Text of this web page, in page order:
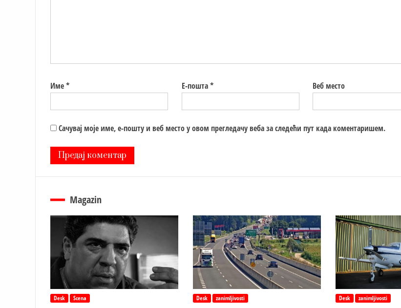
Име* Е-пошта* Веб место
Сачувај моје име, е-пошту и веб место у овом прегледачу веба за следећи пут када коментаришем.
Magazin
Desk Scena Desk zanimljivosti Desk zanimljivosti